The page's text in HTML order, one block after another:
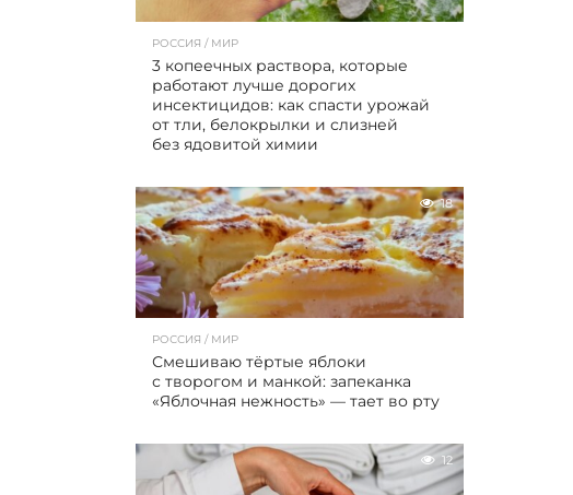
РОССИЯ / МИР
3 копеечных раствора, которые
работают лучше дорогих
инсектицидов: как спасти урожай
от тли, белокрылки и слизней
без ядовитой химии
18
РОССИЯ / МИР
Смешиваю тёртые яблоки
с творогом и манкой: запеканка
«Яблочная нежность» — тает во рту
12